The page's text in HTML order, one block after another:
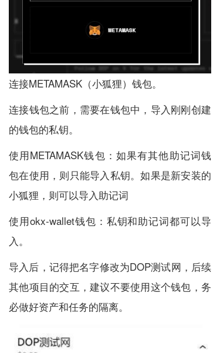
连接METAMASK（小狐狸）钱包。
连接钱包之前，需要在钱包中，导入刚刚创建
的钱包的私钥。
使用METAMASK钱包：如果有其他助记词钱
包在使用，则只能导入私钥。如果是新安装的
小狐狸，则可以导入助记词
使用okx-wallet钱包：私钥和助记词都可以导
入。
导入后，记得把名字修改为DOP测试网，后续
其他项目的交互，建议不要使用这个钱包，务
必做好资产和任务的隔离。